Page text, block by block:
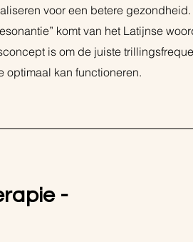
voor een betere
komt van het Latijnse
is om de juiste
optimaal kan functioneren.
-